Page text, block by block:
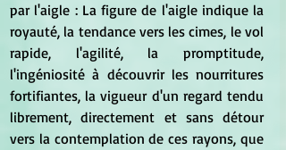
par l'aigle : La figure de l'aigle indique la
royauté, la tendance vers les cimes, le vol
rapide, l'agilité, la promptitude,
l'ingéniosité à découvrir les nourritures
fortifiantes, la vigueur d'un regard tendu
librement, directement et sans détour
vers la contemplation de ces rayons, que